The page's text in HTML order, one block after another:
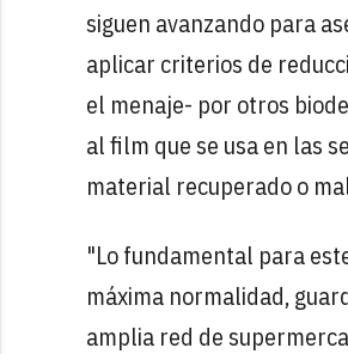
siguen avanzando para
aplicar criterios de
el menaje- por otros
al film que se usa en las
material recuperado o
"Lo fundamental para
máxima normalidad,
amplia red de